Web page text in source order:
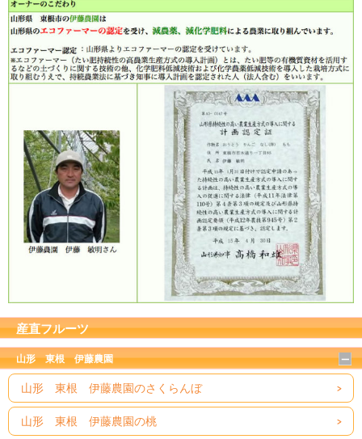
産直フルーツ
山形 東根 伊藤農園
山形 東根 伊藤農園のさくらんぼ
山形 東根 伊藤農園の桃